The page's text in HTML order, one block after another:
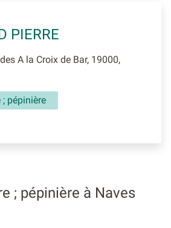
PIERRE
A la Croix de Bar, 19000,
pépinière
; pépinière à Naves